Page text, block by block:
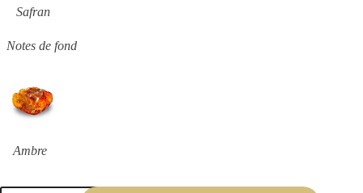
Safran
Notes de fond
Ambre